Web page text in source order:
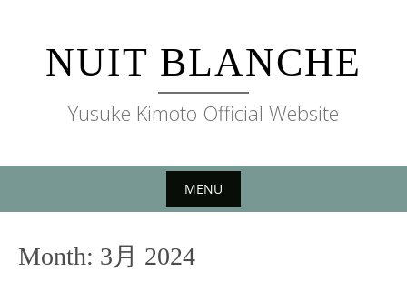
contentNUIT BLANCHE
Yusuke Kimoto Official Website
MENU
Month: 3月 2024